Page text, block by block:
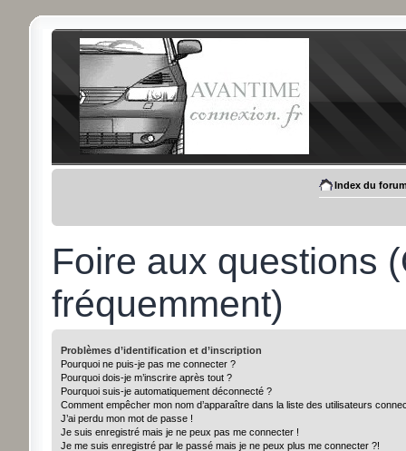
Index du
Foire aux questions
fréquemment)
Problèmes d’identification et d’inscription
Pourquoi ne puis-je pas me connecter ?
Pourquoi dois-je m’inscrire après tout ?
Pourquoi suis-je automatiquement déconnecté ?
Comment empêcher mon nom d’apparaître dans la liste des utilisateurs
J’ai perdu mon mot de passe !
Je suis enregistré mais je ne peux pas me connecter !
Je me suis enregistré par le passé mais je ne peux plus me connecter ?!